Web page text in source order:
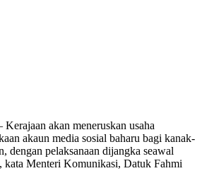
akan meneruskan usaha
akaun media sosial baharu bagi kanak-
dengan pelaksanaan dijangka seawal
kata Menteri Komunikasi, Datuk Fahmi